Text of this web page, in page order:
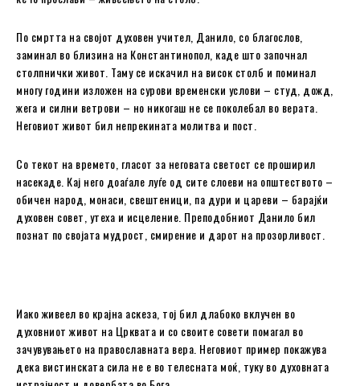
По смртта на својот духовен учител, Данило, со благослов,
заминал во близина на Константинопол, каде што започнал
столпнички живот. Таму се искачил на висок столб и поминал
многу години изложен на сурови временски услови – студ, дожд,
жега и силни ветрови – но никогаш не се поколебал во верата.
Неговиот живот бил непрекината молитва и пост.
Со текот на времето, гласот за неговата светост се проширил
насекаде. Кај него доаѓале луѓе од сите слоеви на општеството –
обичен народ, монаси, свештеници, па дури и цареви – барајќи
духовен совет, утеха и исцеление. Преподобниот Данило бил
познат по својата мудрост, смирение и дарот на прозорливост.
Иако живеел во крајна аскеза, тој бил длабоко вклучен во
духовниот живот на Црквата и со своите совети помагал во
зачувувањето на православната вера. Неговиот пример покажува
дека вистинската сила не е во телесната моќ, туку во духовната